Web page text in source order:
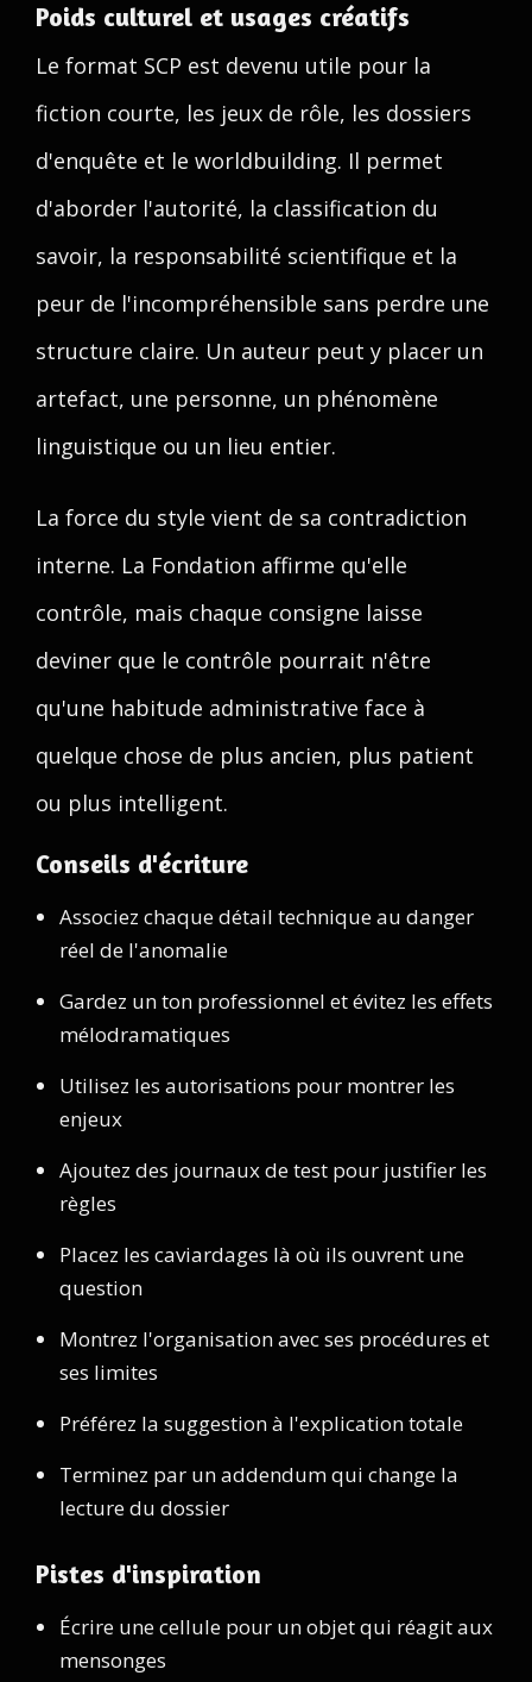
Poids culturel et usages créatifs
Le format SCP est devenu utile pour la
fiction courte, les jeux de rôle, les dossiers
d'enquête et le worldbuilding. Il permet
d'aborder l'autorité, la classification du
savoir, la responsabilité scientifique et la
peur de l'incompréhensible sans perdre une
structure claire. Un auteur peut y placer un
artefact, une personne, un phénomène
linguistique ou un lieu entier.
La force du style vient de sa contradiction
interne. La Fondation affirme qu'elle
contrôle, mais chaque consigne laisse
deviner que le contrôle pourrait n'être
qu'une habitude administrative face à
quelque chose de plus ancien, plus patient
ou plus intelligent.
Conseils d'écriture
Associez chaque détail technique au danger
réel de l'anomalie
Gardez un ton professionnel et évitez les effets
mélodramatiques
Utilisez les autorisations pour montrer les
enjeux
Ajoutez des journaux de test pour justifier les
règles
Placez les caviardages là où ils ouvrent une
question
Montrez l'organisation avec ses procédures et
ses limites
Préférez la suggestion à l'explication totale
Terminez par un addendum qui change la
lecture du dossier
Pistes d'inspiration
Écrire une cellule pour un objet qui réagit aux
mensonges